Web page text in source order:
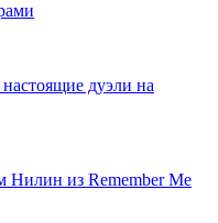
дуэли на
Нилин из Remember Me